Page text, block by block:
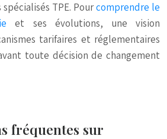
TPE. Pourcomprendre le
et ses évolutions, une vision
tarifaires et réglementaires
toute décision de changement
fréquentes sur